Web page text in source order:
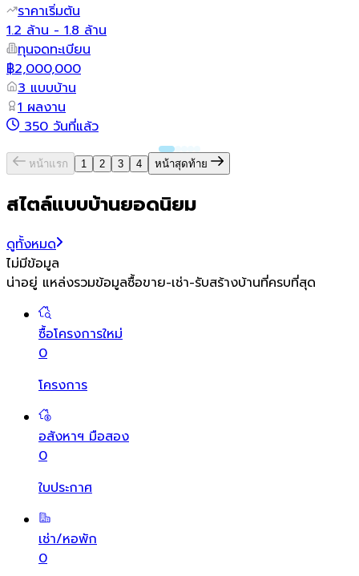
ราคาเริ่มต้น
1.2 ล้าน - 1.8 ล้าน
ทุนจดทะเบียน
฿2,000,000
3 แบบบ้าน
1 ผลงาน
350 วันที่แล้ว
หน้าแรก 1 2 3 4 หน้าสุดท้าย
สไตล์แบบบ้านยอดนิยม
ดูทั้งหมด
ไม่มีข้อมูล
น่าอยู่ แหล่งรวมข้อมูลซื้อขาย-เช่า-รับสร้างบ้านที่ครบที่สุด
ซื้อโครงการใหม่
0
โครงการ
อสังหาฯ มือสอง
0
ใบประกาศ
เช่า/หอพัก
0